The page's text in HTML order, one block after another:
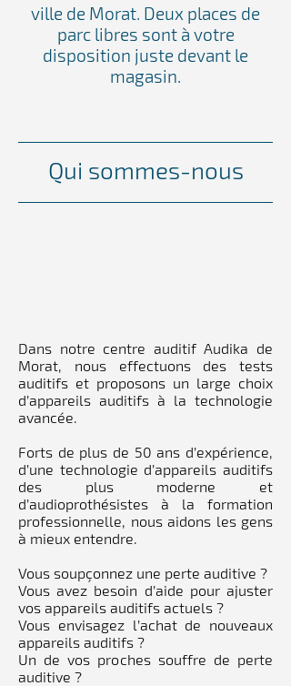
ville de Morat. Deux places de
parc libres sont à votre
disposition juste devant le
magasin.
Qui sommes-nous
Dans notre centre auditif Audika de
Morat, nous effectuons des tests
auditifs et proposons un large choix
d’appareils auditifs à la technologie
avancée.
Forts de plus de 50 ans d’expérience,
d’une technologie d’appareils auditifs
des plus moderne et
d’audioprothésistes à la formation
professionnelle, nous aidons les gens
à mieux entendre.
Vous soupçonnez une perte auditive ?
Vous avez besoin d’aide pour ajuster
vos appareils auditifs actuels ?
Vous envisagez l’achat de nouveaux
appareils auditifs ?
Un de vos proches souffre de perte
auditive ?